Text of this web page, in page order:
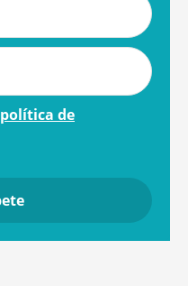
política de